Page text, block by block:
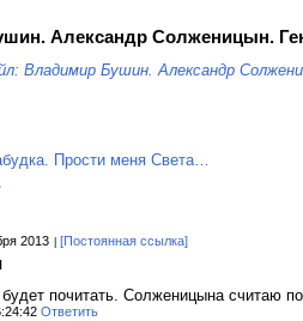
Александр Солженицын.
Владимир Бушин. Александр
2013 [Постоянная ссылка]
почитать. Солженицына считаю
Ответить